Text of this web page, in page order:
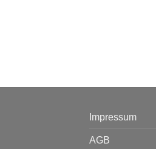
Impressum
AGB